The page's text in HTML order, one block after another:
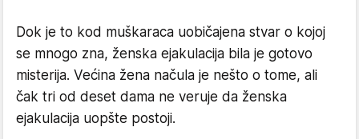
Dok je to kod muškaraca uobičajena stvar o kojoj
se mnogo zna, ženska ejakulacija bila je gotovo
misterija. Većina žena načula je nešto o tome, ali
čak tri od deset dama ne veruje da ženska
ejakulacija uopšte postoji.